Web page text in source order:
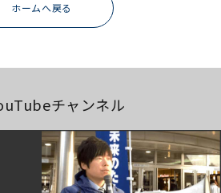
ホームへ戻る
チャンネル